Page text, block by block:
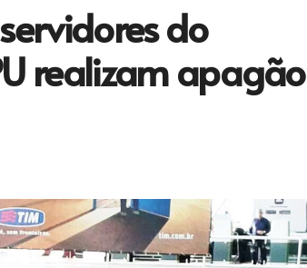
do
realizam apagão